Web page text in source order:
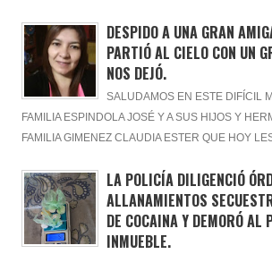
DESPIDO A UNA GRAN
PARTIÓ AL CIELO CON UN
NOS DEJÓ.
SALUDAMOS EN ESTE DIFÍCIL
FAMILIA ESPINDOLA JOSÉ Y A SUS HIJOS Y
FAMILIA GIMENEZ CLAUDIA ESTER QUE HOY
LA POLICÍA DILIGENCIÓ
ALLANAMIENTOS
DE COCAINA Y DEMORÓ AL
INMUEBLE.